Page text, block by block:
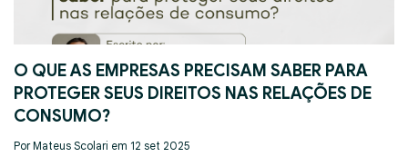
O QUE AS EMPRESAS PRECISAM SABER PARA
PROTEGER SEUS DIREITOS NAS RELAÇÕES DE
CONSUMO?
Por Mateus Scolari em 12 set 2025